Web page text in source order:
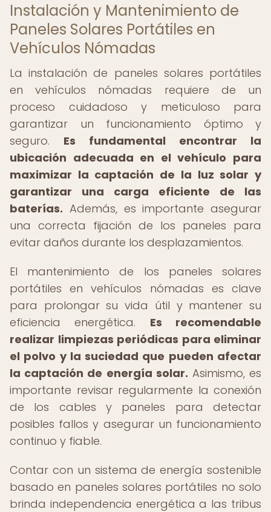
Instalación y Mantenimiento de
Paneles Solares Portátiles en
Vehículos Nómadas
La instalación de paneles solares portátiles
en vehículos nómadas requiere de un
proceso cuidadoso y meticuloso para
garantizar un funcionamiento óptimo y
seguro. Es fundamental encontrar la
ubicación adecuada en el vehículo para
maximizar la captación de la luz solar y
garantizar una carga eficiente de las
baterías. Además, es importante asegurar
una correcta fijación de los paneles para
evitar daños durante los desplazamientos.
El mantenimiento de los paneles solares
portátiles en vehículos nómadas es clave
para prolongar su vida útil y mantener su
eficiencia energética. Es recomendable
realizar limpiezas periódicas para eliminar
el polvo y la suciedad que pueden afectar
la captación de energía solar. Asimismo, es
importante revisar regularmente la conexión
de los cables y paneles para detectar
posibles fallos y asegurar un funcionamiento
continuo y fiable.
Contar con un sistema de energía sostenible
basado en paneles solares portátiles no solo
brinda independencia energética a las tribus